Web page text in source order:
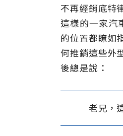
不再經銷底特
這樣的一家汽
的位置都瞭如
何推銷這些外
後總是說：
老兄，